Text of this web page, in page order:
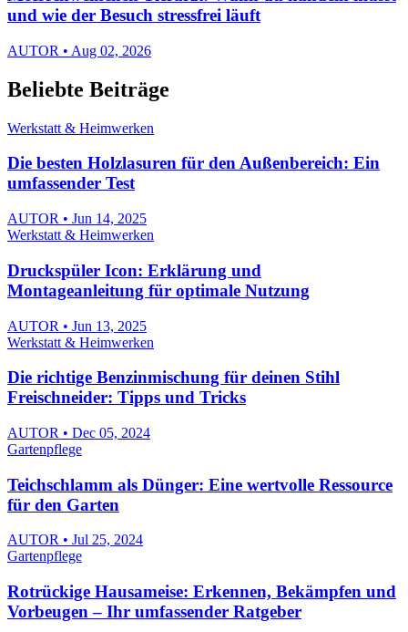
und wie der Besuch stressfrei läuft
AUTOR • Aug 02, 2026
Beliebte Beiträge
Werkstatt & Heimwerken
Die besten Holzlasuren für den Außenbereich: Ein
umfassender Test
AUTOR • Jun 14, 2025
Werkstatt & Heimwerken
Druckspüler Icon: Erklärung und
Montageanleitung für optimale Nutzung
AUTOR • Jun 13, 2025
Werkstatt & Heimwerken
Die richtige Benzinmischung für deinen Stihl
Freischneider: Tipps und Tricks
AUTOR • Dec 05, 2024
Gartenpflege
Teichschlamm als Dünger: Eine wertvolle Ressource
für den Garten
AUTOR • Jul 25, 2024
Gartenpflege
Rotrückige Hausameise: Erkennen, Bekämpfen und
Vorbeugen – Ihr umfassender Ratgeber